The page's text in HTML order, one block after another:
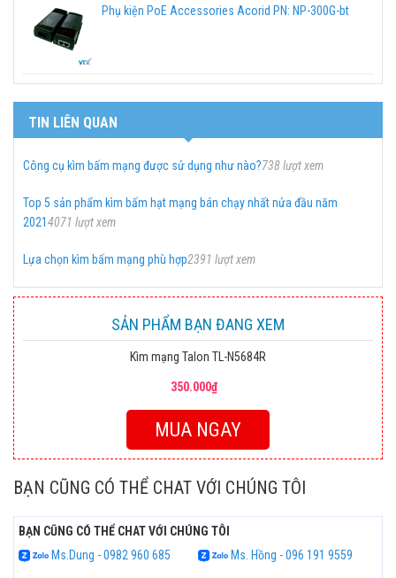
Phụ kiện PoE Accessories Acorid PN: NP-300G-bt
TIN LIÊN QUAN
Công cụ kìm bấm mạng được sử dụng như nào?738 lượt xem
Top 5 sản phẩm kìm bấm hạt mạng bán chạy nhất nửa đầu năm
20214071 lượt xem
Lựa chọn kìm bấm mạng phù hợp2391 lượt xem
SẢN PHẨM BẠN ĐANG XEM
Kìm mạng Talon TL-N5684R
350.000₫
MUA NGAY
BẠN CŨNG CÓ THỂ CHAT VỚI CHÚNG TÔI
BẠN CŨNG CÓ THỂ CHAT VỚI CHÚNG TÔI
Ms.Dung - 0982 960 685
Ms. Hồng - 096 191 9559